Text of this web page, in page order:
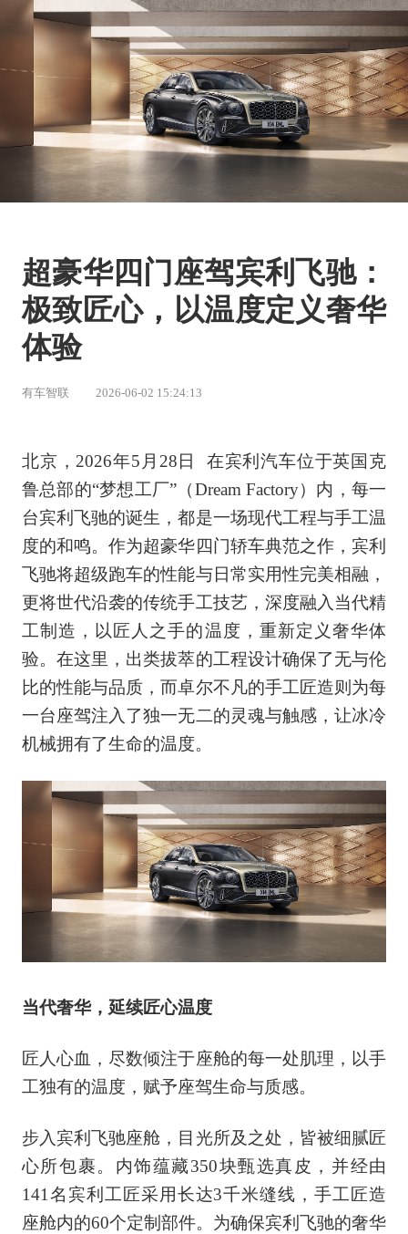
超豪华四门座驾宾利飞驰：
极致匠心，以温度定义奢华
体验
有车智联 2026-06-02 15:24:13
北京，2026年5月28日 在宾利汽车位于英国克
鲁总部的“梦想工厂”（Dream Factory）内，每一
台宾利飞驰的诞生，都是一场现代工程与手工温
度的和鸣。作为超豪华四门轿车典范之作，宾利
飞驰将超级跑车的性能与日常实用性完美相融，
更将世代沿袭的传统手工技艺，深度融入当代精
工制造，以匠人之手的温度，重新定义奢华体
验。在这里，出类拔萃的工程设计确保了无与伦
比的性能与品质，而卓尔不凡的手工匠造则为每
一台座驾注入了独一无二的灵魂与触感，让冰冷
机械拥有了生命的温度。
当代奢华，延续匠心温度
匠人心血，尽数倾注于座舱的每一处肌理，以手
工独有的温度，赋予座驾生命与质感。
步入宾利飞驰座舱，目光所及之处，皆被细腻匠
心所包裹。内饰蕴藏350块甄选真皮，并经由
141名宾利工匠采用长达3千米缝线，手工匠造
座舱内的60个定制部件。为确保宾利飞驰的奢华